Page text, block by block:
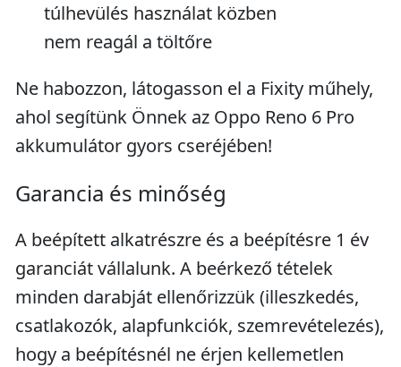
túlhevülés használat közben
nem reagál a töltőre
Ne habozzon, látogasson el a Fixity műhely,
ahol segítünk Önnek az Oppo Reno 6 Pro
akkumulátor gyors cseréjében!
Garancia és minőség
A beépített alkatrészre és a beépítésre 1 év
garanciát vállalunk. A beérkező tételek
minden darabját ellenőrizzük (illeszkedés,
csatlakozók, alapfunkciók, szemrevételezés),
hogy a beépítésnél ne érjen kellemetlen